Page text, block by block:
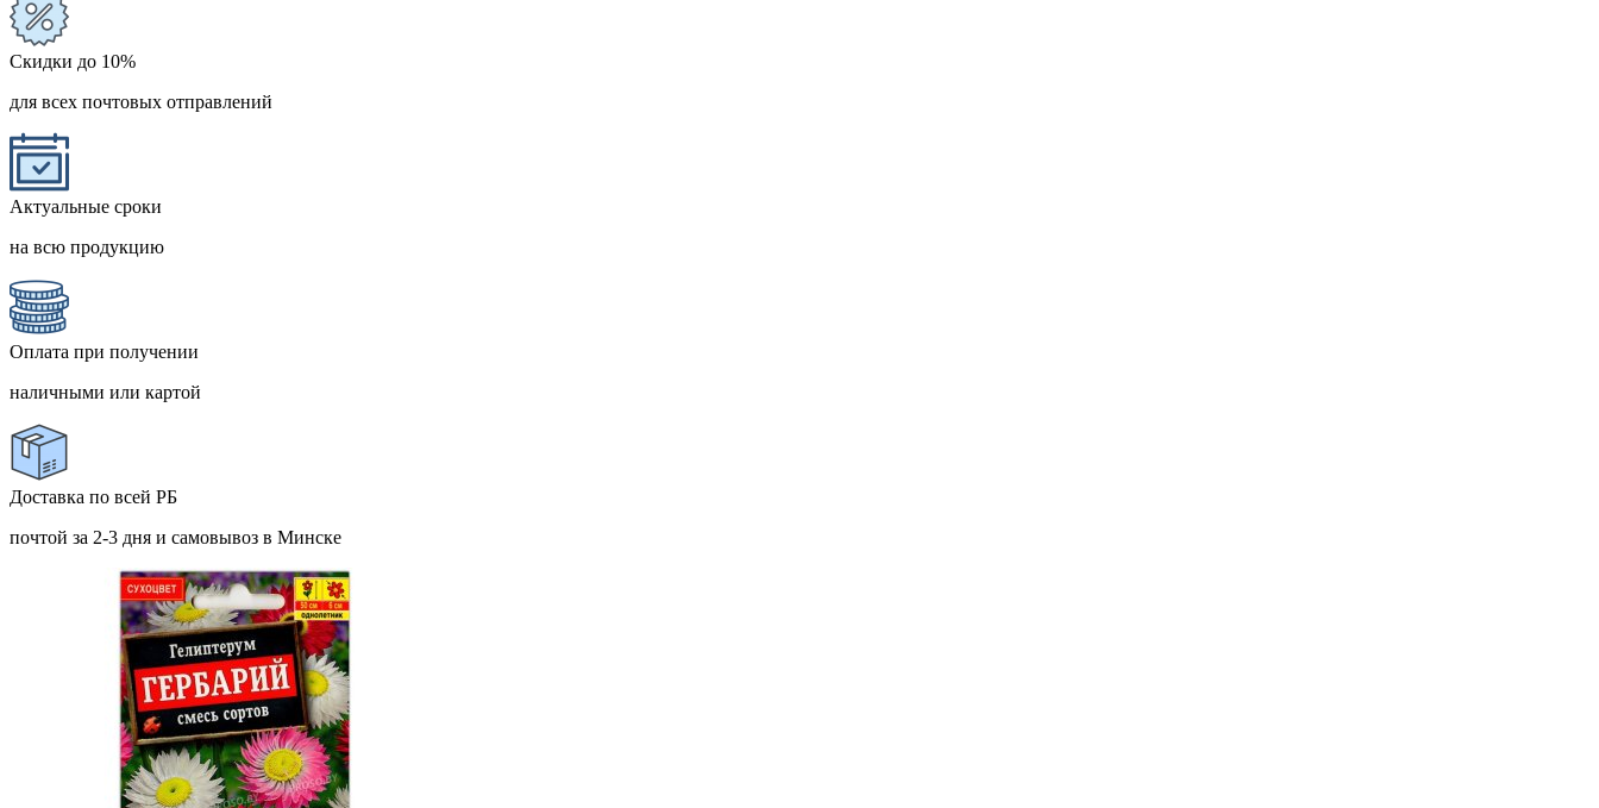
Скидки до 10%
для всех почтовых отправлений
Актуальные сроки
на всю продукцию
Оплата при получении
наличными или картой
Доставка по всей РБ
почтой за 2-3 дня и самовывоз в Минске